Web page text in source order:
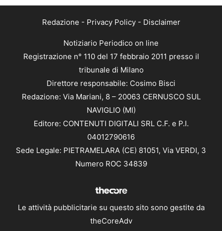
Redazione - Privacy Policy- Disclaimer
Notiziario Periodico on line
Registrazione n° 110 del 17 febbraio 2011 presso il
tribunale di Milano
Direttore responsabile: Cosimo Bisci
Redazione: Via Mariani, 8 – 20063 CERNUSCO SUL
NAVIGLIO (MI)
Editore: CONTENUTI DIGITALI SRL C.F. e P.I.
04012790616
Sede Legale: PIETRAMELARA (CE) 81051, Via VERDI, 3
Numero ROC 34839
Le attività pubblicitarie su questo sito sono gestite da
theCoreAdv